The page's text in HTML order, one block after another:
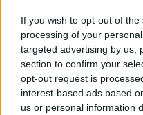
If you wish to opt-out of
processing of your
targeted advertising by us,
section to confirm your
opt-out request is
interest-based ads based
us or personal information